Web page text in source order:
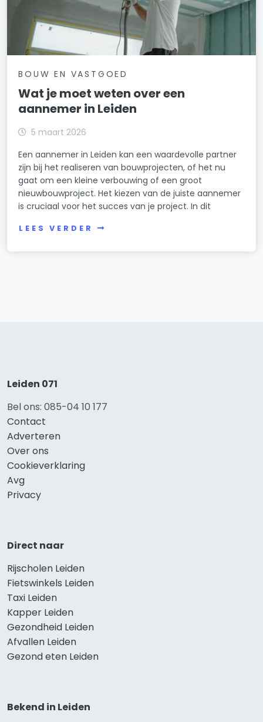
BOUW EN VASTGOED
Wat je moet weten over een
aannemer in Leiden
5 maart 2026
Een aannemer in Leiden kan een waardevolle partner
zijn bij het realiseren van bouwprojecten, of het nu
gaat om een kleine verbouwing of een groot
nieuwbouwproject. Het kiezen van de juiste aannemer
is cruciaal voor het succes van je project. In dit
LEES VERDER
Leiden 071
Bel ons: 085-04 10 177
Contact
Adverteren
Over ons
Cookieverklaring
Avg
Privacy
Direct naar
Rijscholen Leiden
Fietswinkels Leiden
Taxi Leiden
Kapper Leiden
Gezondheid Leiden
Afvallen Leiden
Gezond eten Leiden
Bekend in Leiden